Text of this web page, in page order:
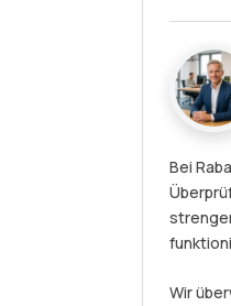
Bei
Wir